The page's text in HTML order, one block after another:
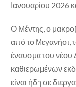
Ιανουαρίου 2026
Ο Μέντης, ο
από το Μεγανήσι,
έναυσμα του νέου
καθιερωμένων
είναι ήδη σε